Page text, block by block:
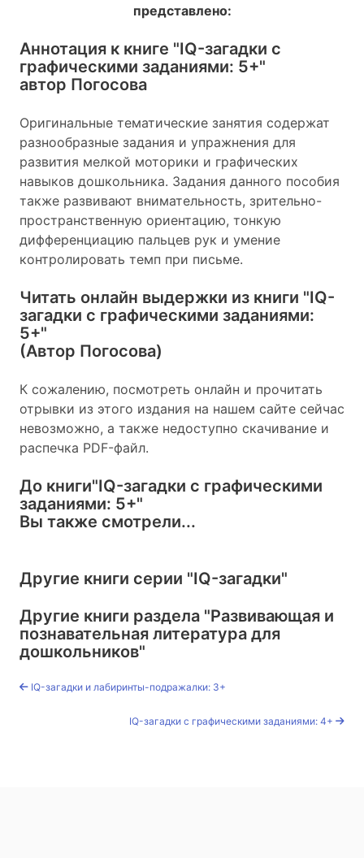
представлено:
Аннотация к книге "IQ-загадки с
графическими заданиями: 5+"
автор Погосова
Оригинальные тематические занятия содержат
разнообразные задания и упражнения для
развития мелкой моторики и графических
навыков дошкольника. Задания данного пособия
также развивают внимательность, зрительно-
пространственную ориентацию, тонкую
дифференциацию пальцев рук и умение
контролировать темп при письме.
Читать онлайн выдержки из книги "IQ-
загадки с графическими заданиями:
5+"
(Автор Погосова)
К сожалению, посмотреть онлайн и прочитать
отрывки из этого издания на нашем сайте сейчас
невозможно, а также недоступно скачивание и
распечка PDF-файл.
До книги"IQ-загадки с графическими
заданиями: 5+"
Вы также смотрели...
Другие книги серии "IQ-загадки"
Другие книги раздела "Развивающая и
познавательная литература для
дошкольников"
IQ-загадки и лабиринты-подражалки: 3+
IQ-загадки с графическими заданиями: 4+